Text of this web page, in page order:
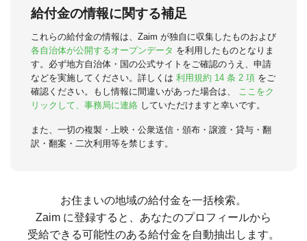
給付金の情報に関する補足
これらの給付金の情報は、Zaim が独自に収集したものおよび
各自治体が公開するオープンデータ を利用したものとなりま
す。必ず地方自治体・国の公式サイトをご確認のうえ、申請
などを実施してください。詳しくは 利用規約 14 条 2 項 をご
確認ください。もし情報に間違いがあった場合は、
ここをク
リックして、事務局に連絡 していただけますと幸いです。
また、一切の複製・上映・公衆送信・頒布・譲渡・貸与・翻
訳・翻案・二次利用等を禁じます。
お住まいの地域の給付金を一括検索。
Zaim に登録すると、あなたのプロフィールから
受給できる可能性のある給付金を自動抽出します。